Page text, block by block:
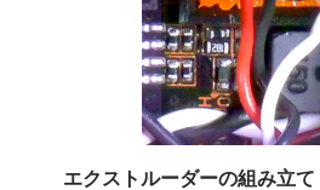
エクストルーダーの組み立て